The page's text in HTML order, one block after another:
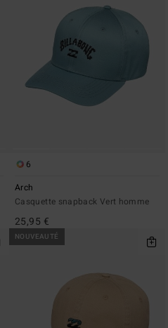
6
Arch
Casquette snapback Vert homme
25,95 €
NOUVEAUTÉ